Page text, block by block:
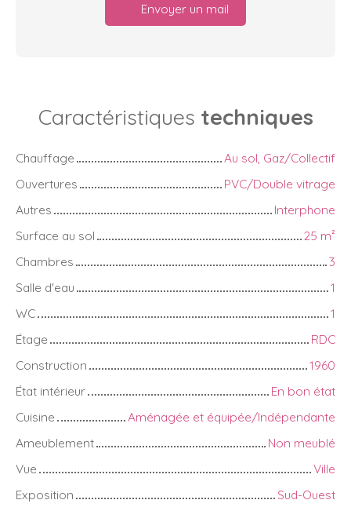
Envoyer un mail
Caractéristiques techniques
Chauffage
Au sol, Gaz/Collectif
Ouvertures
PVC/Double vitrage
Autres
Interphone
Surface au sol
25 m²
Chambres
3
Salle d'eau
1
WC
1
Étage
RDC
Construction
1960
État intérieur
En bon état
Cuisine
Aménagée et équipée/Indépendante
Ameublement
Non meublé
Vue
Ville
Exposition
Sud-Ouest